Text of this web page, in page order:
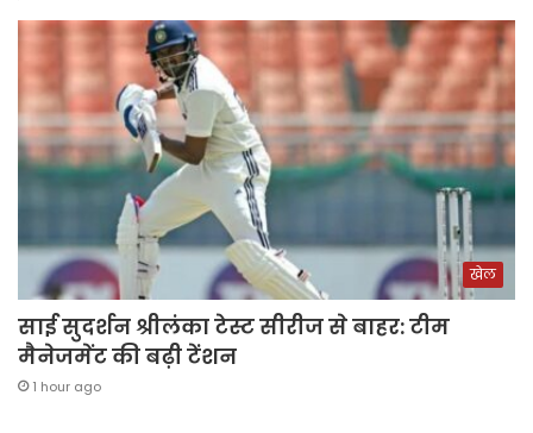
खेल
साई सुदर्शन श्रीलंका टेस्ट सीरीज से बाहर: टीम
मैनेजमेंट की बढ़ी टेंशन
1 hour ago